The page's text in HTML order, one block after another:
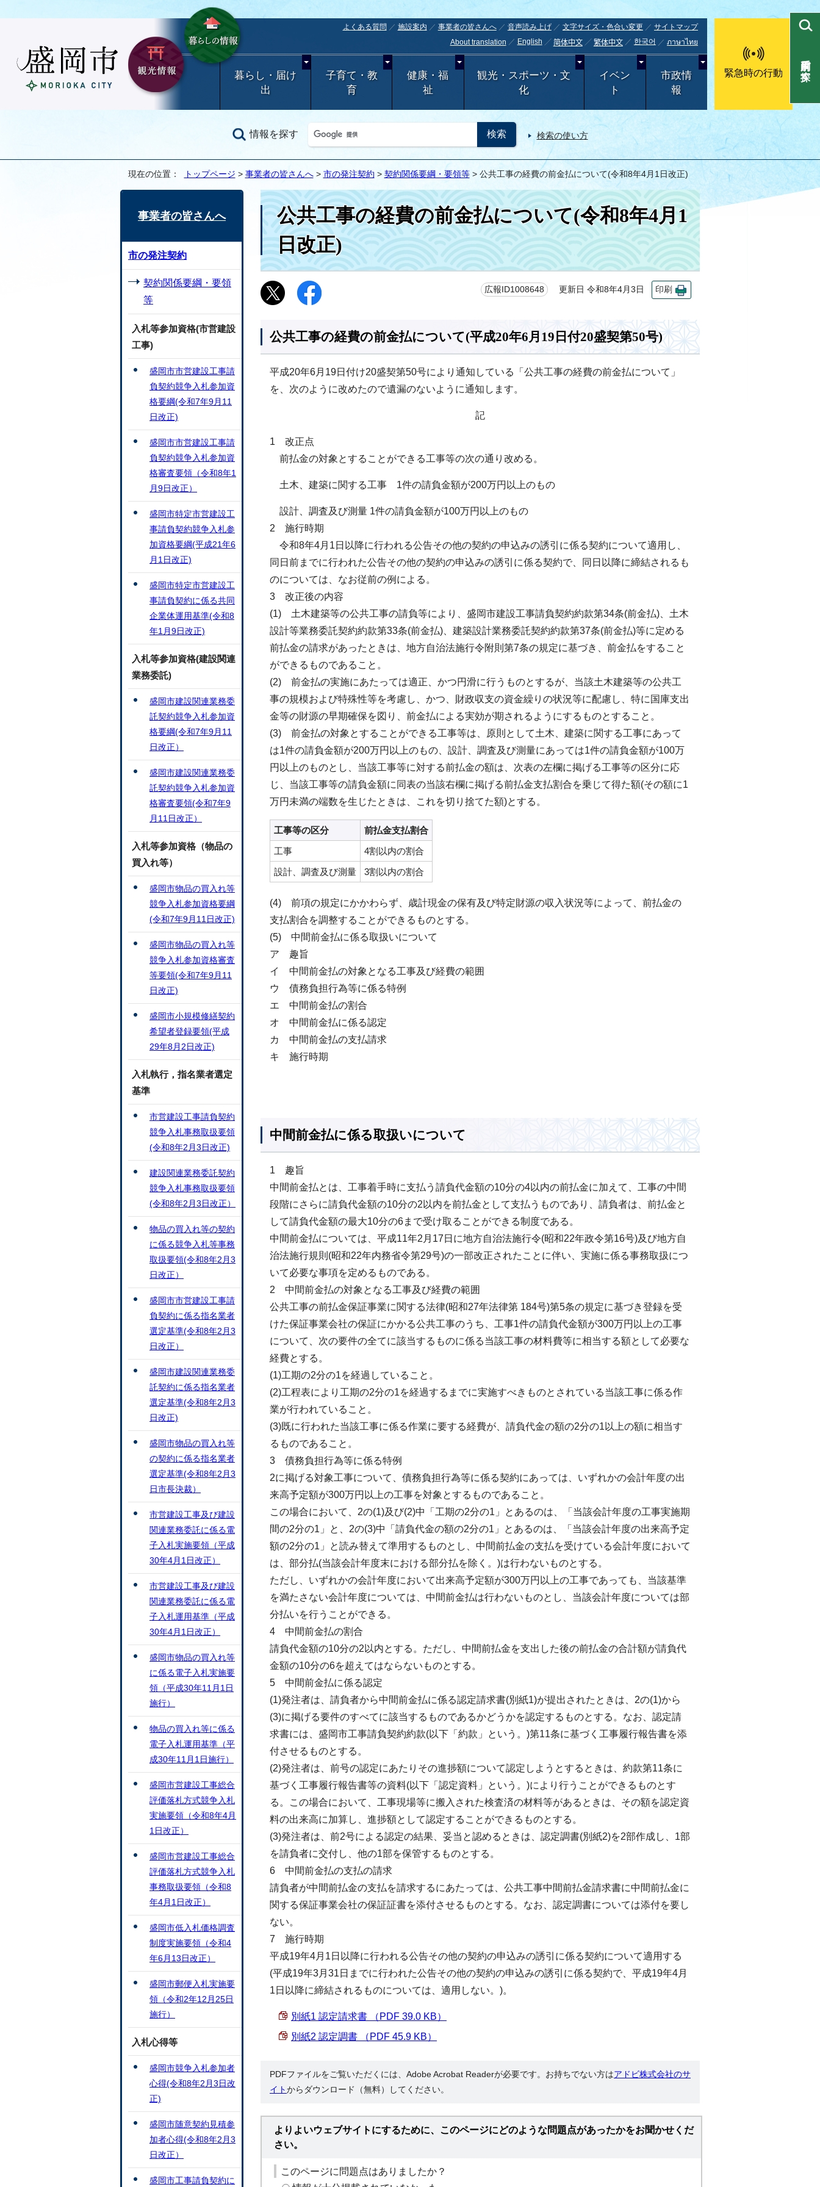
よくある質問 施設案内 事業者の皆さんへ 音声読み上げ 文字サイズ・色合い変更
サイトマップ
About translation
English 简体中文 繁体中文 한국어 ภาษาไทย
暮らし・届け
出
子育て・教
育
健康・福
祉
観光・スポーツ・文
化
イベン
ト
市政情
報
緊急時の行動
情報を探す 検索の使い方
目的別で探す
現在の位置： トップページ > 事業者の皆さんへ> 市の発注契約 > 契約関係要綱・要領等> 公共工事の経費の前金払について(令和8年4月1日改正)
公共工事の経費の前金払について(令和8年4月1
日改正)
広報ID1008648 更新日 令和8年4月3日 印刷
公共工事の経費の前金払について(平成20年6月19日付20盛契第50号)
平成20年6月19日付け20盛契第50号により通知している「公共工事の経費の前金払について」
を、次のように改めたので遺漏のないように通知します。
記
1 改正点
前払金の対象とすることができる工事等の次の通り改める。
土木、建築に関する工事 1件の請負金額が200万円以上のもの
設計、調査及び測量 1件の請負金額が100万円以上のもの
2 施行時期
令和8年4月1日以降に行われる公告その他の契約の申込みの誘引に係る契約について適用し、
同日前までに行われた公告その他の契約の申込みの誘引に係る契約で、同日以降に締結されるも
のについては、なお従前の例による。
3 改正後の内容
(1) 土木建築等の公共工事の請負等により、盛岡市建設工事請負契約約款第34条(前金払)、土木
設計等業務委託契約約款第33条(前金払)、建築設計業務委託契約約款第37条(前金払)等に定める
前払金の請求があったときは、地方自治法施行令附則第7条の規定に基づき、前金払をすること
ができるものであること。
(2) 前金払の実施にあたっては適正、かつ円滑に行うものとするが、当該土木建築等の公共工
事の規模および特殊性等を考慮し、かつ、財政収支の資金繰りの状況等に配慮し、特に国庫支出
金等の財源の早期確保を図り、前金払による実効が期されるようにするものとすること。
(3) 前金払の対象とすることができる工事等は、原則として土木、建築に関する工事にあって
は1件の請負金額が200万円以上のもの、設計、調査及び測量にあっては1件の請負金額が100万
円以上のものとし、当該工事等に対する前払金の額は、次表の左欄に掲げる工事等の区分に応
じ、当該工事等の請負金額に同表の当該右欄に掲げる前払金支払割合を乗じて得た額(その額に1
万円未満の端数を生じたときは、これを切り捨てた額)とする。
工事等の区分
前払金支払割合
工事
4割以内の割合
設計、調査及び測量
3割以内の割合
(4) 前項の規定にかかわらず、歳計現金の保有及び特定財源の収入状況等によって、前払金の
支払割合を調整することができるものとする。
(5) 中間前金払に係る取扱いについて
ア 趣旨
イ 中間前金払の対象となる工事及び経費の範囲
ウ 債務負担行為等に係る特例
エ 中間前金払の割合
オ 中間前金払に係る認定
カ 中間前金払の支払請求
キ 施行時期
中間前金払に係る取扱いについて
1 趣旨
中間前金払とは、工事着手時に支払う請負代金額の10分の4以内の前払金に加えて、工事の中間
段階にさらに請負代金額の10分の2以内を前払金として支払うものであり、請負者は、前払金と
して請負代金額の最大10分の6まで受け取ることができる制度である。
中間前金払については、平成11年2月17日に地方自治法施行令(昭和22年政令第16号)及び地方自
治法施行規則(昭和22年内務省令第29号)の一部改正されたことに伴い、実施に係る事務取扱につ
いて必要な事項を定めるものである。
2 中間前金払の対象となる工事及び経費の範囲
公共工事の前払金保証事業に関する法律(昭和27年法律第 184号)第5条の規定に基づき登録を受
けた保証事業会社の保証にかかる公共工事のうち、工事1件の請負代金額が300万円以上の工事
について、次の要件の全てに該当するものに係る当該工事の材料費等に相当する額として必要な
経費とする。
(1)工期の2分の1を経過していること。
(2)工程表により工期の2分の1を経過するまでに実施すべきものとされている当該工事に係る作
業が行われていること。
(3)既に行われた当該工事に係る作業に要する経費が、請負代金の額の2分の1以上の額に相当す
るものであること。
3 債務負担行為等に係る特例
2に掲げる対象工事について、債務負担行為等に係る契約にあっては、いずれかの会計年度の出
来高予定額が300万円以上の工事を対象とするものであること。
この場合において、2の(1)及び(2)中「工期の2分の1」とあるのは、「当該会計年度の工事実施期
間の2分の1」と、2の(3)中「請負代金の額の2分の1」とあるのは、「当該会計年度の出来高予定
額の2分の1」と読み替えて準用するものとし、中間前払金の支払を受けている会計年度において
は、部分払(当該会計年度末における部分払を除く。)は行わないものとする。
ただし、いずれかの会計年度において出来高予定額が300万円以上の工事であっても、当該基準
を満たさない会計年度については、中間前金払は行わないものとし、当該会計年度については部
分払いを行うことができる。
4 中間前金払の割合
請負代金額の10分の2以内とする。ただし、中間前払金を支出した後の前払金の合計額が請負代
金額の10分の6を超えてはならないものとする。
5 中間前金払に係る認定
(1)発注者は、請負者から中間前金払に係る認定請求書(別紙1)が提出されたときは、2の(1)から
(3)に掲げる要件のすべてに該当するものであるかどうかを認定するものとする。なお、認定請
求書には、盛岡市工事請負契約約款(以下「約款」という。)第11条に基づく工事履行報告書を添
付させるものとする。
(2)発注者は、前号の認定にあたりその進捗額について認定しようとするときは、約款第11条に
基づく工事履行報告書等の資料(以下「認定資料」という。)により行うことができるものとす
る。この場合において、工事現場等に搬入された検査済の材料等があるときは、その額を認定資
料の出来高に加算し、進捗額として認定することができるものとする。
(3)発注者は、前2号による認定の結果、妥当と認めるときは、認定調書(別紙2)を2部作成し、1部
を請負者に交付し、他の1部を保管するものとする。
6 中間前金払の支払の請求
請負者が中間前払金の支払を請求するにあたっては、公共工事中間前払金請求書に中間前払金に
関する保証事業会社の保証証書を添付させるものとする。なお、認定調書については添付を要し
ない。
7 施行時期
平成19年4月1日以降に行われる公告その他の契約の申込みの誘引に係る契約について適用する
(平成19年3月31日までに行われた公告その他の契約の申込みの誘引に係る契約で、平成19年4月
1日以降に締結されるものについては、適用しない。)。
別紙1 認定請求書 （PDF 39.0 KB）
別紙2 認定調書 （PDF 45.9 KB）
PDFファイルをご覧いただくには、Adobe Acrobat Readerが必要です。お持ちでない方はアドビ株式会社のサ
イトからダウンロード（無料）してください。
よりよいウェブサイトにするために、このページにどのような問題点があったかをお聞かせくだ
さい。
このページに問題点はありましたか？
事業者の皆さんへ
市の発注契約
契約関係要綱・要領
等
入札等参加資格(市営建設
工事)
盛岡市市営建設工事請
負契約競争入札参加資
格要綱(令和7年9月11
日改正)
盛岡市市営建設工事請
負契約競争入札参加資
格審査要領（令和8年1
月9日改正）
盛岡市特定市営建設工
事請負契約競争入札参
加資格要綱(平成21年6
月1日改正)
盛岡市特定市営建設工
事請負契約に係る共同
企業体運用基準(令和8
年1月9日改正)
入札等参加資格(建設関連
業務委託)
盛岡市建設関連業務委
託契約競争入札参加資
格要綱(令和7年9月11
日改正）
盛岡市建設関連業務委
託契約競争入札参加資
格審査要領(令和7年9
月11日改正）
入札等参加資格（物品の
買入れ等）
盛岡市物品の買入れ等
競争入札参加資格要綱
(令和7年9月11日改正)
盛岡市物品の買入れ等
競争入札参加資格審査
等要領(令和7年9月11
日改正)
盛岡市小規模修繕契約
希望者登録要領(平成
29年8月2日改正)
入札執行，指名業者選定
基準
市営建設工事請負契約
競争入札事務取扱要領
(令和8年2月3日改正)
建設関連業務委託契約
競争入札事務取扱要領
(令和8年2月3日改正）
物品の買入れ等の契約
に係る競争入札等事務
取扱要領(令和8年2月3
日改正）
盛岡市市営建設工事請
負契約に係る指名業者
選定基準(令和8年2月3
日改正）
盛岡市建設関連業務委
託契約に係る指名業者
選定基準(令和8年2月3
日改正)
盛岡市物品の買入れ等
の契約に係る指名業者
選定基準(令和8年2月3
日市長決裁）
市営建設工事及び建設
関連業務委託に係る電
子入札実施要領（平成
30年4月1日改正）
市営建設工事及び建設
関連業務委託に係る電
子入札運用基準（平成
30年4月1日改正）
盛岡市物品の買入れ等
に係る電子入札実施要
領（平成30年11月1日
施行）
物品の買入れ等に係る
電子入札運用基準（平
成30年11月1日施行）
盛岡市営建設工事総合
評価落札方式競争入札
実施要領（令和8年4月
1日改正）
盛岡市営建設工事総合
評価落札方式競争入札
事務取扱要領（令和8
年4月1日改正）
盛岡市低入札価格調査
制度実施要領（令和4
年6月13日改正）
盛岡市郵便入札実施要
領（令和2年12月25日
施行）
入札心得等
盛岡市競争入札参加者
心得(令和8年2月3日改
正)
盛岡市随意契約見積参
加者心得(令和8年2月3
日改正）
盛岡市工事請負契約に